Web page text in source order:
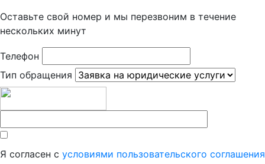
Оставьте свой номер и мы перезвоним в течение
нескольких минут
Телефон
Тип обращения
Я согласен с условиями пользовательского соглашения